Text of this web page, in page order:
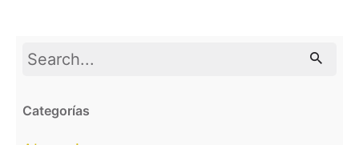
Search
Categorías